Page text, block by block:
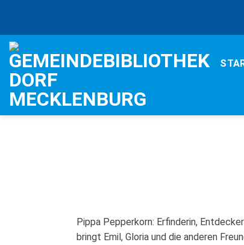
springen
Pippa Pepperkorn: Erfinderin,
bringt Emil, Gloria und die anderen